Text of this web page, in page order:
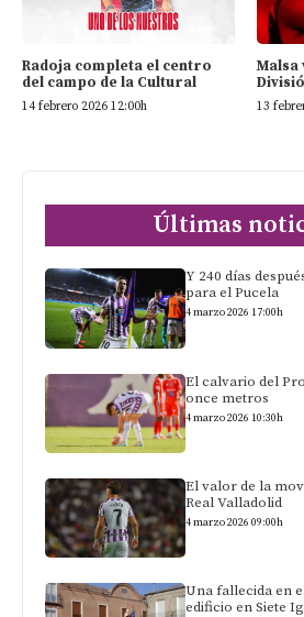
Radoja completa el centro
del campo de la Cultural
14 febrero 2026 12:00h
Malsa
13
Últimas
Y 240 días
para el Pucela
4 marzo 2026 17:00h
El calvario del
once metros
4 marzo 2026 10:30h
El valor de la
Real Valladolid
4 marzo 2026 09:00h
Una fallecida en
edificio en Siete